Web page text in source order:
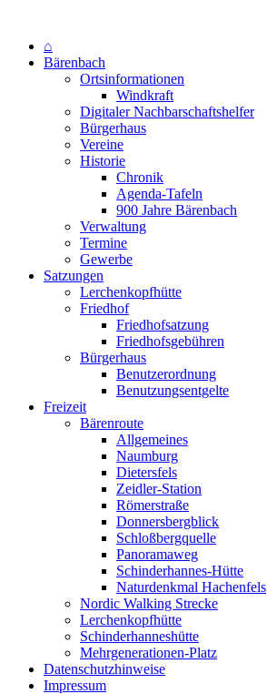
⌂
Bärenbach
Ortsinformationen
Windkraft
Digitaler Nachbarschaftshelfer
Bürgerhaus
Vereine
Historie
Chronik
Agenda-Tafeln
900 Jahre Bärenbach
Verwaltung
Termine
Gewerbe
Satzungen
Lerchenkopfhütte
Friedhof
Friedhofsatzung
Friedhofsgebühren
Bürgerhaus
Benutzerordnung
Benutzungsentgelte
Freizeit
Bärenroute
Allgemeines
Naumburg
Dietersfels
Zeidler-Station
Römerstraße
Donnersbergblick
Schloßbergquelle
Panoramaweg
Schinderhannes-Hütte
Naturdenkmal Hachenfels
Nordic Walking Strecke
Lerchenkopfhütte
Schinderhanneshütte
Mehrgenerationen-Platz
Datenschutzhinweise
Impressum